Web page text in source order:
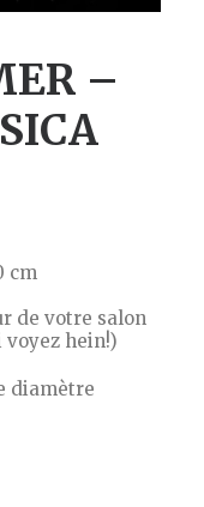
–
cm
de votre salon
voyez hein!)
diamètre